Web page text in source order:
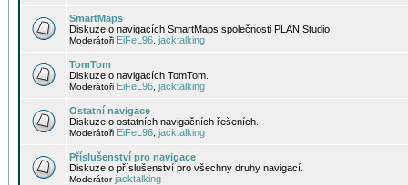
SmartMaps
Diskuze o navigacích SmartMaps společnosti PLAN Studio.
Moderátoři EiFeL96 jacktalking
TomTom
Diskuze o navigacích TomTom.
Moderátoři EiFeL96 jacktalking
Ostatní navigace
Diskuze o ostatních navigačních řešeních.
Moderátoři EiFeL96 jacktalking
Příslušenství pro navigace
Diskuze o příslušenství pro všechny druhy navigací.
Moderátorjacktalking